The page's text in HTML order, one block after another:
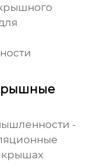
-
крышах